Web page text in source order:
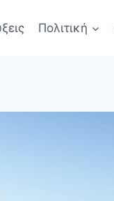
Πολιτική